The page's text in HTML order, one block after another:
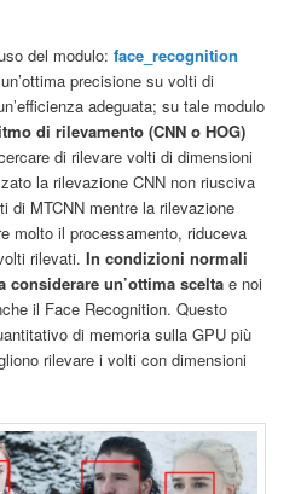
del modulo:face_recognition
precisione su volti di
adeguata; su tale modulo
di rilevamento (CNN o HOG)
di rilevare volti di dimensioni
la rilevazione CNN non riusciva
di MTCNN mentre la rilevazione
molto il processamento, riduceva
rilevati. In condizioni normali
considerare un’ottima scelta e noi
il Face Recognition. Questo
di memoria sulla GPU più
rilevare i volti con dimensioni